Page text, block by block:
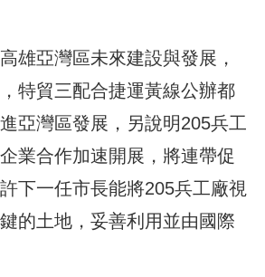
雄亞灣區未來建設與發展，
特貿三配合捷運黃線公辦都
亞灣區發展，另說明205兵工
業合作加速開展，將連帶促
下一任市長能將205兵工廠視
的土地，妥善利用並由國際